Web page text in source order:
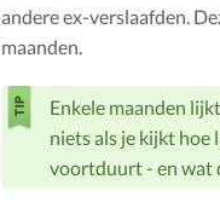
andere ex-verslaafden.
maanden.
Enkele maanden
niets als je kijkt hoe
voortduurt - en wat